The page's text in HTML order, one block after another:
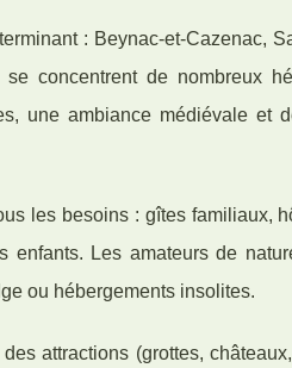
: Beynac-et-Cazenac,
concentrent de nombreux
une ambiance médiévale et
les besoins : gîtes familiaux,
Les amateurs de
ou hébergements insolites.
attractions (grottes,